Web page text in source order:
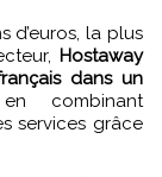
d’euros, la plus
Hostaway
dans un
combinant
services grâce